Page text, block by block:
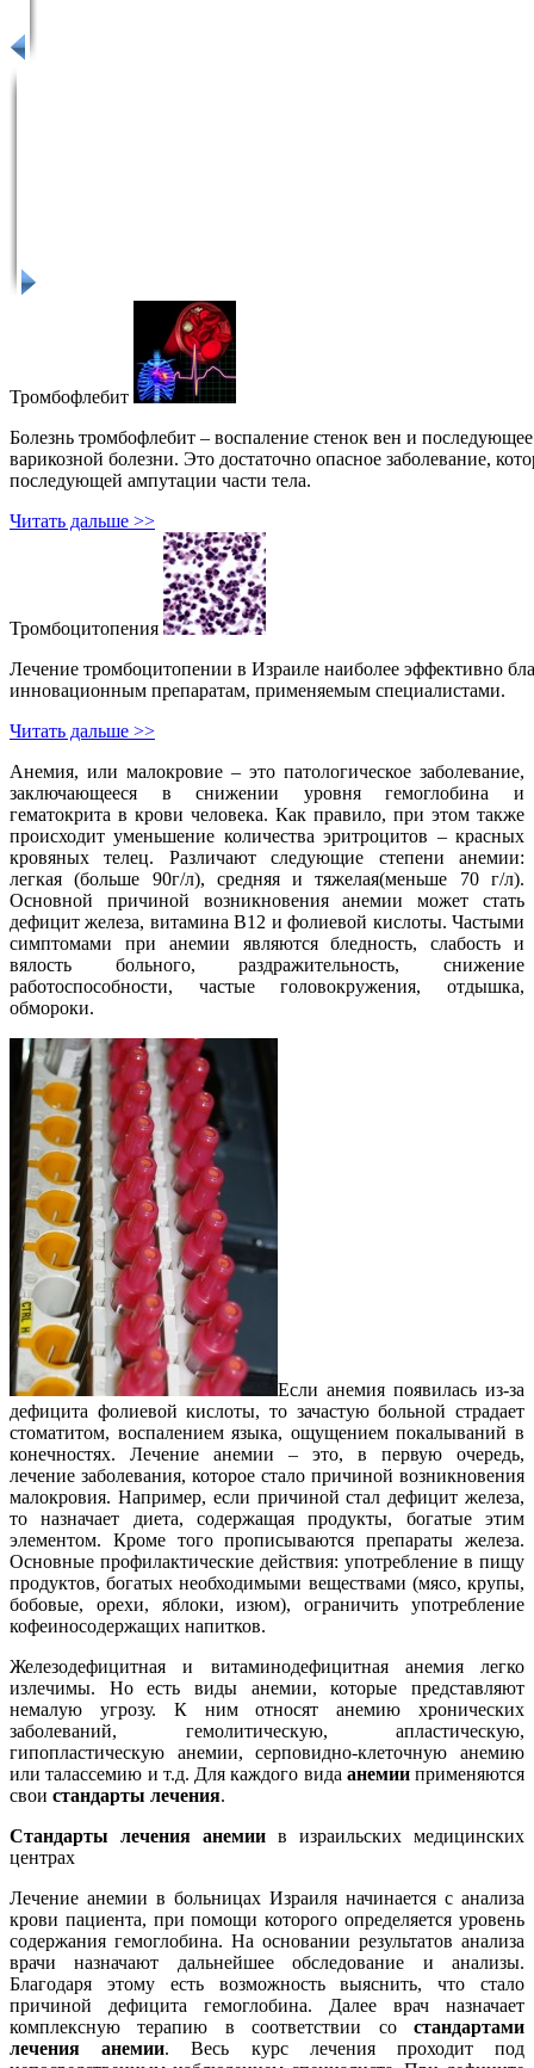
Тромбофлебит
Болезнь тромбофлебит – воспаление стенок вен и
варикозной болезни. Это достаточно опасное заболевание,
последующей ампутации части тела.
Читать дальше >>
Тромбоцитопения
Лечение тромбоцитопении в Израиле наиболее эффективно
инновационным препаратам, применяемым специалистами.
Читать дальше >>
Анемия, или малокровие – это патологическое заболевание,
заключающееся в снижении уровня гемоглобина и
гематокрита в крови человека. Как правило, при этом также
происходит уменьшение количества эритроцитов – красных
кровяных телец. Различают следующие степени анемии:
легкая (больше 90г/л), средняя и тяжелая(меньше 70 г/л).
Основной причиной возникновения анемии может стать
дефицит железа, витамина B12 и фолиевой кислоты. Частыми
симптомами при анемии являются бледность, слабость и
вялость больного, раздражительность, снижение
работоспособности, частые головокружения, отдышка,
обмороки.
Если анемия появилась из-за
дефицита фолиевой кислоты, то зачастую больной страдает
стоматитом, воспалением языка, ощущением покалываний в
конечностях. Лечение анемии – это, в первую очередь,
лечение заболевания, которое стало причиной возникновения
малокровия. Например, если причиной стал дефицит железа,
то назначает диета, содержащая продукты, богатые этим
элементом. Кроме того прописываются препараты железа.
Основные профилактические действия: употребление в пищу
продуктов, богатых необходимыми веществами (мясо, крупы,
бобовые, орехи, яблоки, изюм), ограничить употребление
кофеиносодержащих напитков.
Железодефицитная и витаминодефицитная анемия легко
излечимы. Но есть виды анемии, которые представляют
немалую угрозу. К ним относят анемию хронических
заболеваний, гемолитическую, апластическую,
гипопластическую анемии, серповидно-клеточную анемию
или талассемию и т.д. Для каждого вида анемииприменяются
свои стандарты лечения.
Стандарты лечения анемии в израильских медицинских
центрах
Лечение анемии в больницах Израиля начинается с анализа
крови пациента, при помощи которого определяется уровень
содержания гемоглобина. На основании результатов анализа
врачи назначают дальнейшее обследование и анализы.
Благодаря этому есть возможность выяснить, что стало
причиной дефицита гемоглобина. Далее врач назначает
комплексную терапию в соответствии со стандартами
лечения анемии. Весь курс лечения проходит под